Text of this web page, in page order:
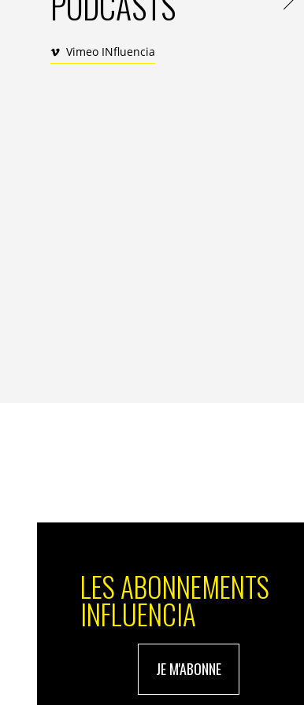
plus de 80% des personnes
rapidement. Au cours des 10
avons observé des évolutions
mondial, que nous avons
Le prix de l’inestimable, par Franz
Vimeo INfluencia
LES ABONNEMENTS
INFLUENCIA
JE M'ABONNE